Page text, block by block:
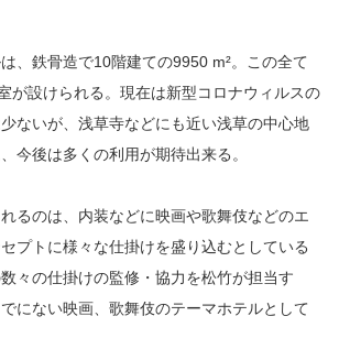
、鉄骨造で10階建ての9950 m²。この全て
が設けられる。現在は新型コロナウィルスの
ないが、浅草寺などにも近い浅草の中心地
今後は多くの利用が期待出来る。
るのは、内装などに映画や歌舞伎などのエ
プトに様々な仕掛けを盛り込むとしている
々の仕掛けの監修・協力を松竹が担当す
にない映画、歌舞伎のテーマホテルとして